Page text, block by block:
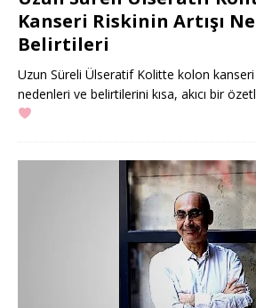
Kanseri Riskinin Artışı
Belirtileri
Uzun Süreli Ülseratif Kolitte kolon kanseri
nedenleri ve belirtilerini kısa, akıcı bir